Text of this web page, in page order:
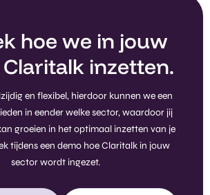
hoe we in jouw
inzetten.
en flexibel, hierdoor kunnen we een
in eender welke sector, waardoor jij
groeien in het optimaal inzetten van je
tijdens een demo hoe Claritalk in jouw
sector wordt ingezet.